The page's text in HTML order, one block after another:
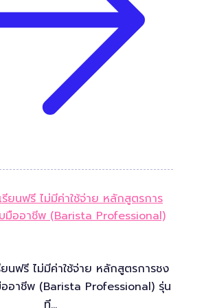
ยนฟรี ไม่มีค่าใช้จ่าย หลักสูตรการชง
อาชีพ (Barista Professional) รุ่น